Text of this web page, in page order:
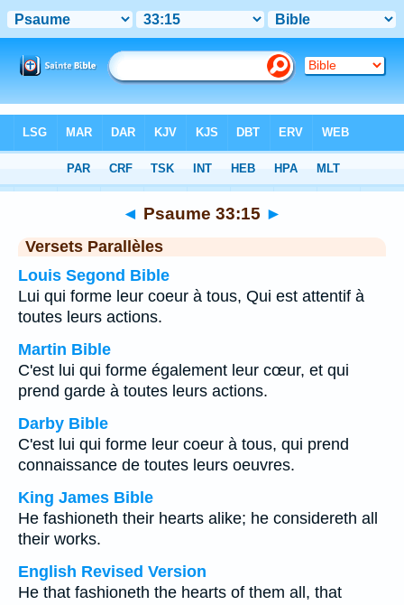
Chapitre 33> Verset 15
◄ Psaume 33:15 ►
Versets Parallèles
Louis Segond Bible
Lui qui forme leur coeur à tous, Qui est attentif à
toutes leurs actions.
Martin Bible
C'est lui qui forme également leur cœur, et qui
prend garde à toutes leurs actions.
Darby Bible
C'est lui qui forme leur coeur à tous, qui prend
connaissance de toutes leurs oeuvres.
King James Bible
He fashioneth their hearts alike; he considereth all
their works.
English Revised Version
He that fashioneth the hearts of them all, that